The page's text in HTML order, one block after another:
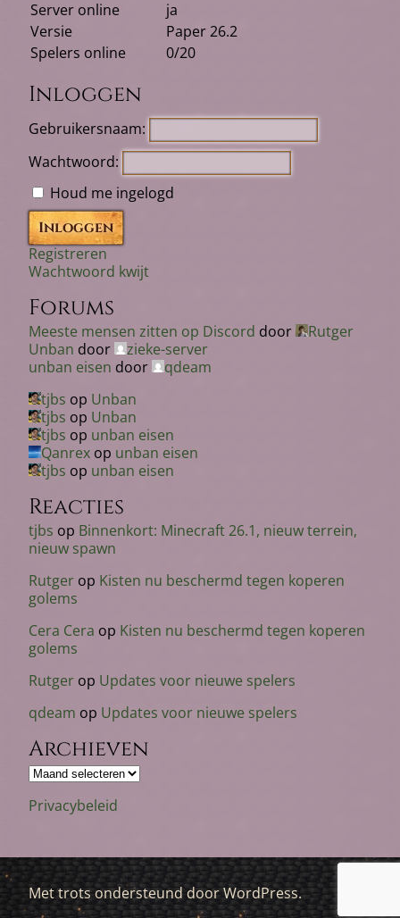
Server online
ja
Versie
Paper 26.2
Spelers online
0/20
Inloggen
Gebruikersnaam:
Wachtwoord:
Houd me ingelogd
Inloggen
Registreren
Wachtwoord kwijt
Forums
Meeste mensen zitten op Discord door
Rutger
Unban door
zieke-server
unban eisen door
qdeam
tjbs op Unban
tjbs op Unban
tjbs op unban eisen
Qanrex op unban eisen
tjbs op unban eisen
Reacties
tjbs op Binnenkort: Minecraft 26.1, nieuw terrein,
nieuw spawn
Rutger op Kisten nu beschermd tegen koperen
golems
Cera Cera op Kisten nu beschermd tegen koperen
golems
Rutger op Updates voor nieuwe spelers
qdeam op Updates voor nieuwe spelers
Archieven
Archieven
Privacybeleid
Met trots ondersteund door WordPress.